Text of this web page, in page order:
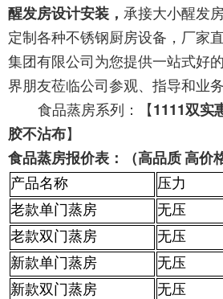
醒发房设计安装， 承接大小醒发
定制各种不锈钢厨房设备，厂家
集团有限公司为您提供一站式好
界朋友莅临公司参观、指导和业务
食品蒸房系列 ：【1111双实
胶不沾布】
食品蒸房报价表：（高品质高价
产品名称 压力
老款单门蒸房
无压
老款双门蒸房
无压
新款单门蒸房
无压
新款双门蒸房
无压